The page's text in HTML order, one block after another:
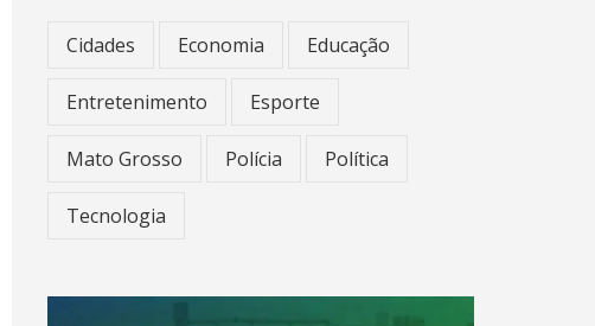
Cidades Economia Educação
Entretenimento Esporte
Mato Grosso Polícia Política
Tecnologia